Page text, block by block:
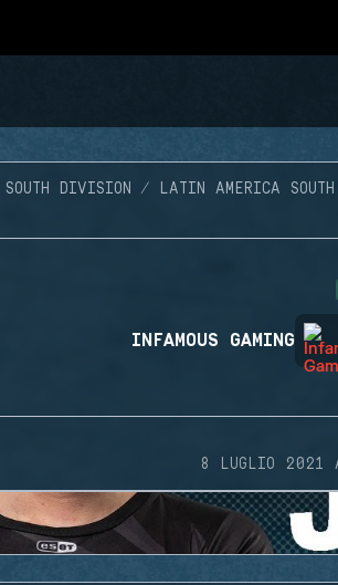
DIVISION LATIN AMERICA
INFAMOUS GAMING
8 LUGLIO 2021